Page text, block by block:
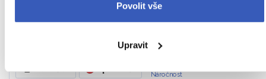
Povolit vše
Upravit
Tipy na zážitky: Maurské památky UNESCO a Sevilla z
paluby lodi i taneční vystoupení flamenca
HOTEL V SEVILLE
SNÍDANĚ Španělsko
Náročnost